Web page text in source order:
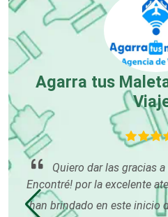
Centros
Centros de
Centros de Nutrición
Centros Turísticos
Agarra tus
Quiero dar las gracias
Encontré! por la excelente
han brindado en este inicio